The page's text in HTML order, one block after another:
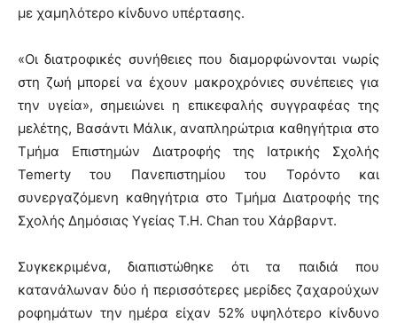
με χαμηλότερο κίνδυνο υπέρτασης.
«Οι διατροφικές συνήθειες που διαμορφώνονται νωρίς
στη ζωή μπορεί να έχουν μακροχρόνιες συνέπειες για
την υγεία», σημειώνει η επικεφαλής συγγραφέας της
μελέτης, Βασάντι Μάλικ, αναπληρώτρια καθηγήτρια στο
Τμήμα Επιστημών Διατροφής της Ιατρικής Σχολής
Temerty του Πανεπιστημίου του Τορόντο και
συνεργαζόμενη καθηγήτρια στο Τμήμα Διατροφής της
Σχολής Δημόσιας Υγείας T.H. Chan του Χάρβαρντ.
Συγκεκριμένα, διαπιστώθηκε ότι τα παιδιά που
κατανάλωναν δύο ή περισσότερες μερίδες ζαχαρούχων
ροφημάτων την ημέρα είχαν 52% υψηλότερο κίνδυνο